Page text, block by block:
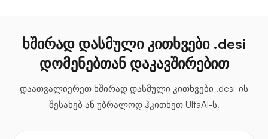
ხშირად დასმული კითხვები .desi
დომენებთან დაკავშირებით
დაათვალიერეთ ხშირად დასმული კითხვები .desi-ის
შესახებ ან უბრალოდ ჰკითხეთ UltaAI-ს.